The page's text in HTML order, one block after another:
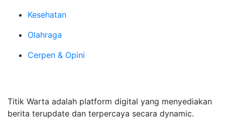
Kesehatan
Olahraga
Cerpen & Opini
Titik Warta adalah platform digital yang menyediakan
berita terupdate dan terpercaya secara dynamic.